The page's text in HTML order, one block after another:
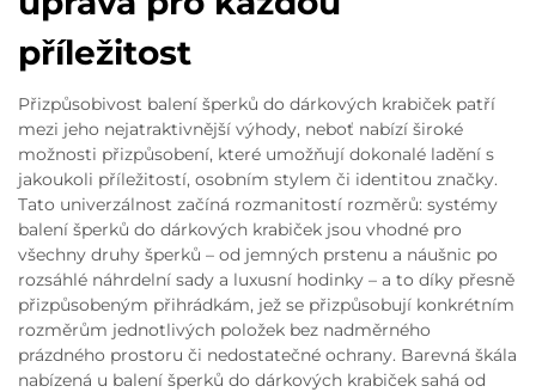
příležitost
Přizpůsobivost balení šperků do dárkových krabiček patří
mezi jeho nejatraktivnější výhody, neboť nabízí široké
možnosti přizpůsobení, které umožňují dokonalé ladění s
jakoukoli příležitostí, osobním stylem či identitou značky.
Tato univerzálnost začíná rozmanitostí rozměrů: systémy
balení šperků do dárkových krabiček jsou vhodné pro
všechny druhy šperků – od jemných prstenu a náušnic po
rozsáhlé náhrdelní sady a luxusní hodinky – a to díky přesně
přizpůsobeným přihrádkám, jež se přizpůsobují konkrétním
rozměrům jednotlivých položek bez nadměrného
prázdného prostoru či nedostatečné ochrany. Barevná škála
nabízená u balení šperků do dárkových krabiček sahá od